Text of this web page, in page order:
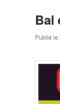
Bal
Publié le